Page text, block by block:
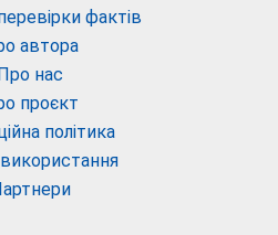
фактів
автора
нас
проєкт
політика